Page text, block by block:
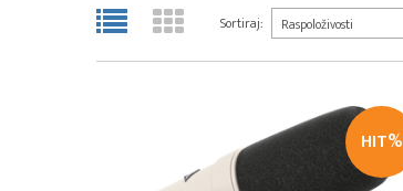
Sortiraj: Raspoloživosti
HIT%